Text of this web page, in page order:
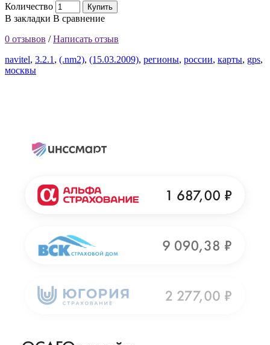
Количество Купить
В закладки В сравнение
0 отзывов /Написать отзыв
navitel, 3.2.1 , (.nm2), (15.03.2009), регионы, россии, карты, gps,
москвы